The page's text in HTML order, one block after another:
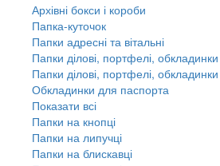
Архівні бокси і короби
Папка-куточок
Папки адресні та вітальні
Папки ділові, портфелі,
Папки ділові, портфелі,
Обкладинки для паспорта
Показати всі
Папки на кнопці
Папки на липучці
Папки на блискавці